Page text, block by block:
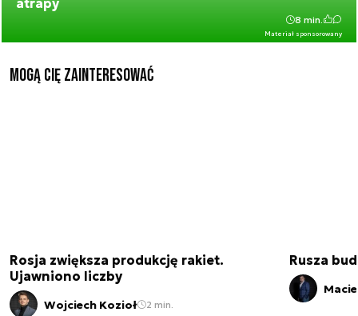
atrapy
Materiał sponsorowany
8 min.
Mogą Cię zainteresować
Rosja zwiększa produkcję rakiet.
Ujawniono liczby
Wojciech Kozioł 2 min.
Rusza